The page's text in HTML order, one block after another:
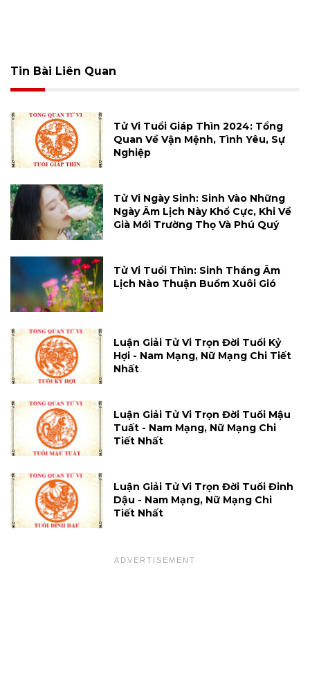
Tin Bài Liên Quan
Tử Vi Tuổi Giáp Thìn 2024: Tổng
Quan Về Vận Mệnh, Tình Yêu, Sự
Nghiệp
Tử Vi Ngày Sinh: Sinh Vào Những
Ngày Âm Lịch Này Khổ Cực, Khi Về
Già Mới Trường Thọ Và Phú Quý
Tử Vi Tuổi Thìn: Sinh Tháng Âm
Lịch Nào Thuận Buồm Xuôi Gió
Luận Giải Tử Vi Trọn Đời Tuổi Kỷ
Hợi - Nam Mạng, Nữ Mạng Chi Tiết
Nhất
Luận Giải Tử Vi Trọn Đời Tuổi Mậu
Tuất - Nam Mạng, Nữ Mạng Chi
Tiết Nhất
Luận Giải Tử Vi Trọn Đời Tuổi Đinh
Dậu - Nam Mạng, Nữ Mạng Chi
Tiết Nhất